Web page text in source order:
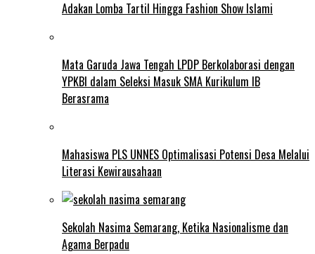
Adakan Lomba Tartil Hingga Fashion Show Islami
Mata Garuda Jawa Tengah LPDP Berkolaborasi dengan
YPKBI dalam Seleksi Masuk SMA Kurikulum IB
Berasrama
Mahasiswa PLS UNNES Optimalisasi Potensi Desa Melalui
Literasi Kewirausahaan
Sekolah Nasima Semarang, Ketika Nasionalisme dan
Agama Berpadu